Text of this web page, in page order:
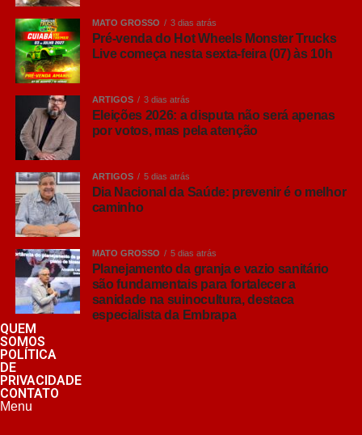
MATO GROSSO 3 dias atrás
Pré-venda do Hot Wheels Monster Trucks
Live começa nesta sexta-feira (07) às 10h
ARTIGOS 3 dias atrás
Eleições 2026: a disputa não será apenas
por votos, mas pela atenção
ARTIGOS 5 dias atrás
Dia Nacional da Saúde: prevenir é o melhor
caminho
MATO GROSSO 5 dias atrás
Planejamento da granja e vazio sanitário
são fundamentais para fortalecer a
sanidade na suinocultura, destaca
especialista da Embrapa
QUEM
SOMOS
POLÍTICA
DE
PRIVACIDADE
CONTATO
Menu